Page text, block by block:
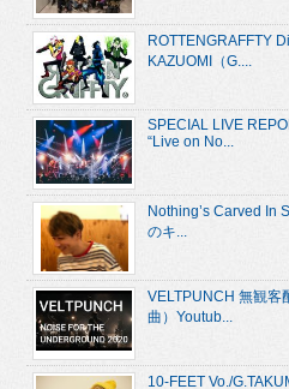
ROTTENGRAFFTY
KAZUOMI（G....
SPECIAL LIVE
“Live on No...
Nothing’s Carved In
のキ...
VELTPUNCH 無観客
曲）Youtub...
10-FEET Vo./